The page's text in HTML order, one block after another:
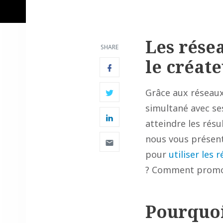
SHARE
Les
le
Grâce aux
simultané avec
atteindre les
nous vous
pour utiliser les
? Comment